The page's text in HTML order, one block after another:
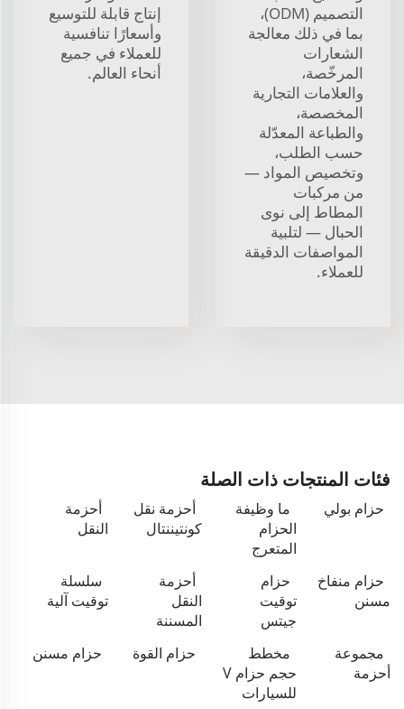
التصميم (ODM)،
بما في ذلك معالجة
الشعارات
المرخّصة،
والعلامات التجارية
المخصصة،
والطباعة المعدّلة
حسب الطلب،
وتخصيص المواد —
من مركبات
المطاط إلى نوى
الحبال — لتلبية
المواصفات الدقيقة
للعملاء.
إنتاج قابلة للتوسيع
وأسعارًا تنافسية
للعملاء في جميع
أنحاء العالم.
فئات المنتجات ذات الصلة
حزام بولي
ما وظيفة
الحزام
المتعرج
أحزمة نقل
كونتيننتال
أحزمة
النقل
حزام منفاخ
مسنن
حزام
توقيت
جيتس
أحزمة
النقل
المسننة
سلسلة
توقيت آلية
مجموعة
أحزمة
مخطط
حجم حزام V
للسيارات
حزام القوة حزام مسنن